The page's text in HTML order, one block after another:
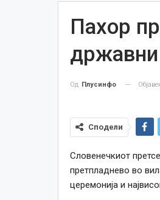
Пахор
државни
Од Плусинфо
Сподели
Словенечкиот
претпладнево во
церемонија и